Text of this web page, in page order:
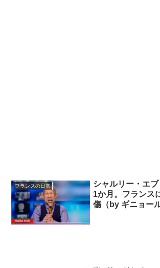
フランスの日常
シャルリー・エ
1か月。フランス
傷（by ギニョール